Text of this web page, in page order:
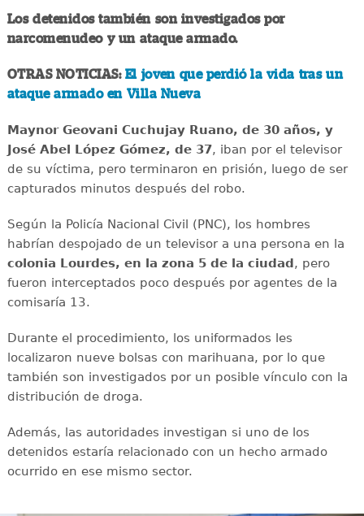
Los detenidos también son investigados por
narcomenudeo y un ataque armado.
OTRAS NOTICIAS: El joven que perdió la vida tras un
ataque armado en Villa Nueva
Maynor Geovani Cuchujay Ruano, de 30 años, y
José Abel López Gómez, de 37, iban por el televisor
de su víctima, pero terminaron en prisión, luego de ser
capturados minutos después del robo.
Según la Policía Nacional Civil (PNC), los hombres
habrían despojado de un televisor a una persona en la
colonia Lourdes, en la zona 5 de la ciudad, pero
fueron interceptados poco después por agentes de la
comisaría 13.
Durante el procedimiento, los uniformados les
localizaron nueve bolsas con marihuana, por lo que
también son investigados por un posible vínculo con la
distribución de droga.
Además, las autoridades investigan si uno de los
detenidos estaría relacionado con un hecho armado
ocurrido en ese mismo sector.